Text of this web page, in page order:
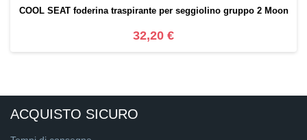
COOL SEAT foderina traspirante per seggiolino gruppo 2 Moon
32,20 €
ACQUISTO SICURO